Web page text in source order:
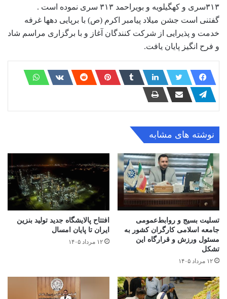
۳۱۳سری و کهگیلویه و بویراحمد ۳۱۳ سری نموده است .
گفتنی است جشن میلاد پیامبر اکرم (ص) با برپایی دهها غرفه
خدمت و پذیرایی از شرکت کنندگان آغاز و با برگزاری مراسم شاد
و فرح انگیز پایان یافت.
نوشته های مشابه
تسلیت بسیج و روابط‌عمومی
جامعه اسلامی کارگران کشور به
مسئول ورزش و قرارگاه این
تشکل
۱۲ مرداد ۱۴۰۵
افتتاح ‌پالایشگاه جدید تولید بنزین
ایران تا پایان امسال
۱۲ مرداد ۱۴۰۵